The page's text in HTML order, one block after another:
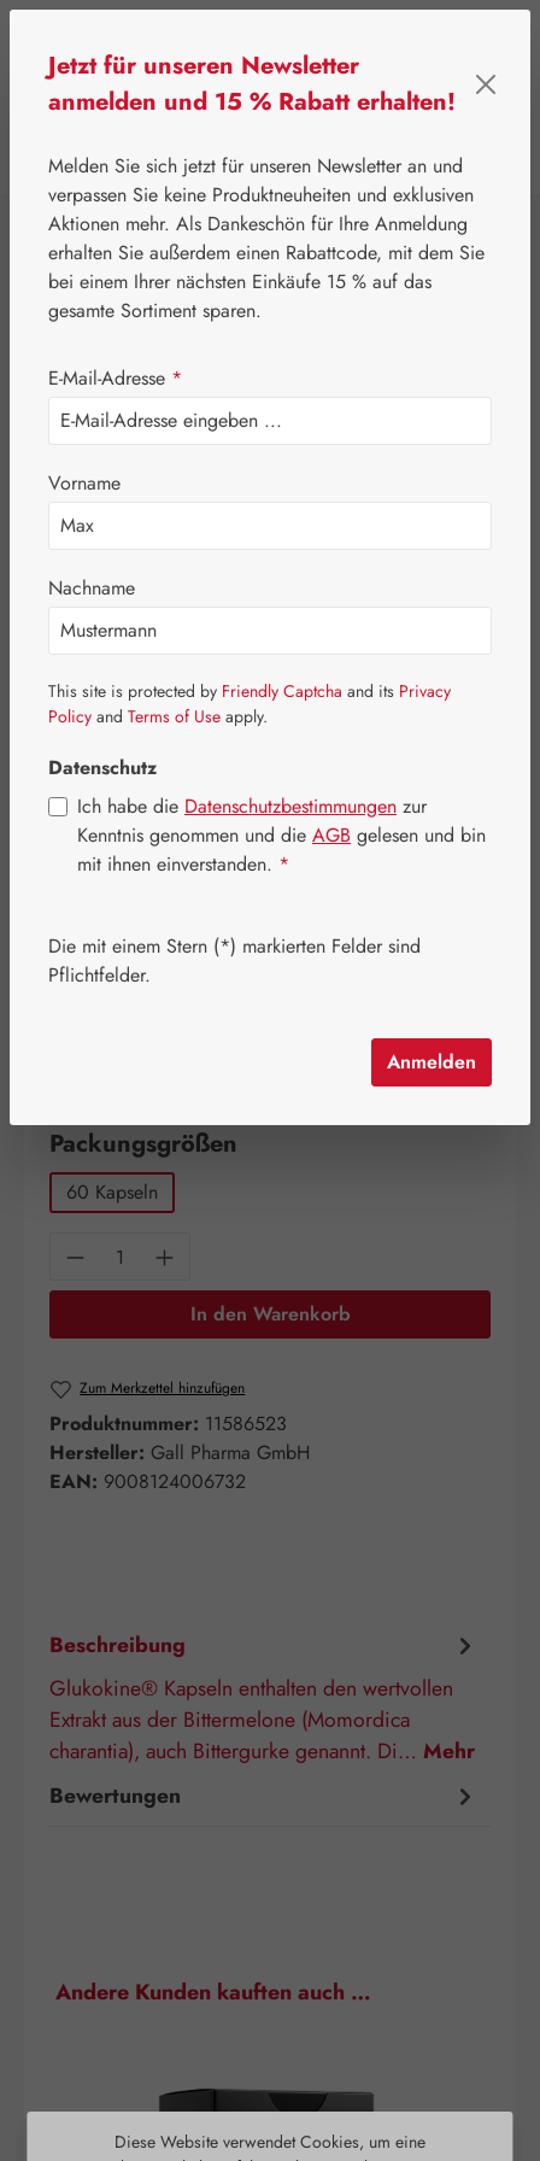
⌂ Gall Pharma Pflanzliche Produkte
Glukokine®
Kapseln
Bildergalerie überspringen
Regulärer Preis:
61,40 €
Inhalt:0.035 Kilogramm
Packungsgrößen
60 Kapseln
Produkt Anzahl: Gib den gewünschten
In den Warenkorb
Zum Merkzettel hinzufügen
Produktnummer: 11586523
Hersteller: Gall Pharma GmbH
EAN: 9008124006732
Beschreibung
Glukokine® Kapseln enthalten den wertvollen
Extrakt aus der Bittermelone (Momordica
charantia), auch Bittergurke genannt. Di… Mehr
Bewertungen
Produktgalerie überspringen
Andere Kunden kauften auch …
Diese Website verwendet Cookies, um eine
Jetzt für unseren Newsletter
anmelden und 15 % Rabatt erhalten!
Melden Sie sich jetzt für unseren Newsletter an und
verpassen Sie keine Produktneuheiten und exklusiven
Aktionen mehr. Als Dankeschön für Ihre Anmeldung
erhalten Sie außerdem einen Rabattcode, mit dem Sie
bei einem Ihrer nächsten Einkäufe 15 % auf das
gesamte Sortiment sparen.
E-Mail-Adresse *
Vorname
Nachname
This site is protected by Friendly Captcha and its Privacy
Policy and Terms of Use apply.
Datenschutz
Ich habe die Datenschutzbestimmungen zur
Kenntnis genommen und die AGB gelesen und bin
mit ihnen einverstanden. *
Die mit einem Stern (*) markierten Felder sind
Pflichtfelder.
Anmelden